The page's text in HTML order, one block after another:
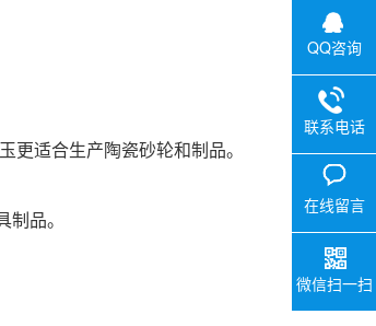
适合生产陶瓷砂轮和制品。
品。
QQ咨询
联系电话
在线留言
微信扫一扫